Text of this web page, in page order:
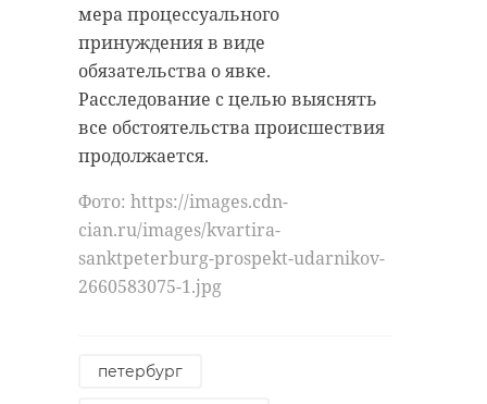
мера процессуального
принуждения в виде
обязательства о явке.
Расследование с целью выяснять
все обстоятельства происшествия
продолжается.
Фото: https://images.cdn-
cian.ru/images/kvartira-
sanktpeterburg-prospekt-udarnikov-
2660583075-1.jpg
петербург